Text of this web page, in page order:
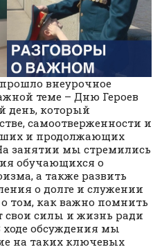
внеурочное
теме – Дню Героев
день, который
самоотверженности и
и продолжающих
занятии мы стремились
обучающихся о
а также развить
о долге и служении
том, как важно помнить
свои силы и жизнь ради
обсуждения мы
на таких ключевых